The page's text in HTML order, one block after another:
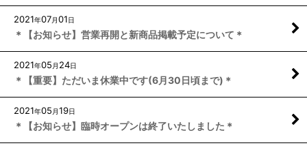
2021年07月01日
＊【お知らせ】営業再開と新商品掲載予定について＊
2021年05 月 24日
＊【重要】ただいま休業中です(6月30日頃まで)＊
2021年05 月19日
＊【お知らせ】臨時オープンは終了いたしました＊